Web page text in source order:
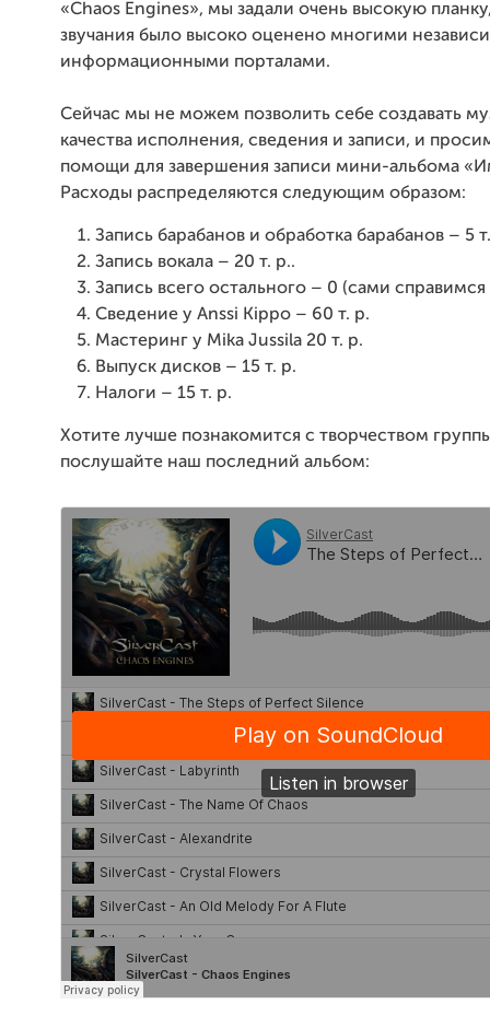
«Chaos Engines», мы задали очень высокую
звучания было высоко оценено многими
информационными порталами.
Сейчас мы не можем позволить себе создавать
качества исполнения, сведения и записи, и
помощи для завершения записи мини-альбома
Расходы распределяются следующим образом:
Запись барабанов и обработка барабанов – 5
Запись вокала – 20 т. р..
Запись всего остального – 0 (сами справимся
Сведение у Anssi Kippo – 60 т. р.
Мастеринг у Mika Jussila 20 т. р.
Выпуск дисков – 15 т. р.
Налоги – 15 т. р.
Хотите лучше познакомится с творчеством
послушайте наш последний альбом: